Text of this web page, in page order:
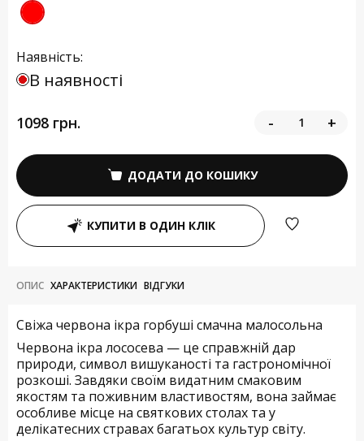
Наявність:
В наявності
1098 грн. - +
ДОДАТИ ДО КОШИКУ
КУПИТИ В ОДИН КЛІК
ОПИС ХАРАКТЕРИСТИКИ ВІДГУКИ
Свіжа червона ікра горбуші смачна малосольна
Червона ікра лососева — це справжній дар
природи, символ вишуканості та гастрономічної
розкоші. Завдяки своїм видатним смаковим
якостям та поживним властивостям, вона займає
особливе місце на святкових столах та у
делікатесних стравах багатьох культур світу.